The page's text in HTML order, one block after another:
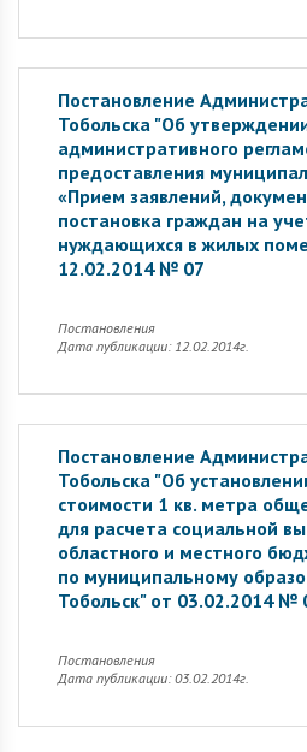
Постановление
Тобольска "Об
административного
предоставления
«Прием заявлений,
постановка граждан на
нуждающихся в жилых
12.02.2014 № 07
Постановления
Дата публикации: 12.02.2014г.
Постановление
Тобольска "Об
стоимости 1 кв. метра
для расчета социальной
областного и местного
по муниципальному
Тобольск" от 03.02.2014 №
Постановления
Дата публикации: 03.02.2014г.